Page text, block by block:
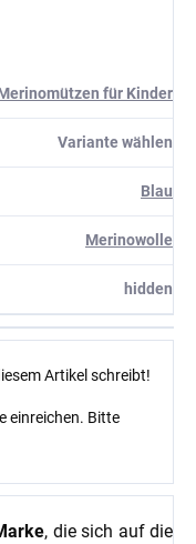
für Kinder
Variante wählen
Blau
Merinowolle
hidden
Artikel schreibt!
einreichen. Bitte
, die sich auf die